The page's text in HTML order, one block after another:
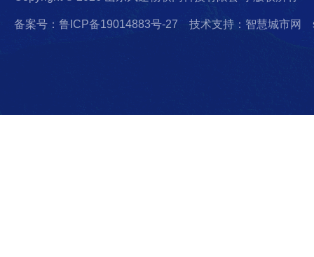
备案号：鲁ICP备19014883号-27 技术支持：智慧城市网